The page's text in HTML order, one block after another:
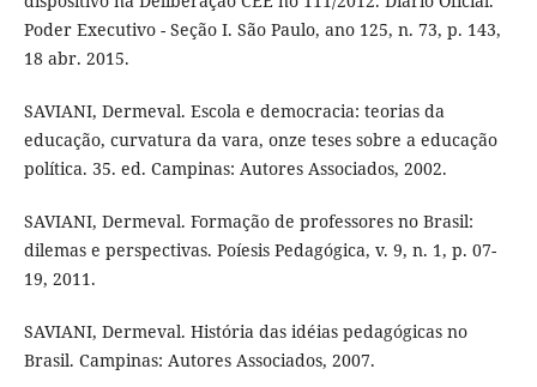
Poder Executivo - Seção I. São Paulo, ano 125, n. 73, p. 143,
18 abr. 2015.
SAVIANI, Dermeval. Escola e democracia: teorias da
educação, curvatura da vara, onze teses sobre a educação
política. 35. ed. Campinas: Autores Associados, 2002.
SAVIANI, Dermeval. Formação de professores no Brasil:
dilemas e perspectivas. Poíesis Pedagógica, v. 9, n. 1, p. 07-
19, 2011.
SAVIANI, Dermeval. História das idéias pedagógicas no
Brasil. Campinas: Autores Associados, 2007.